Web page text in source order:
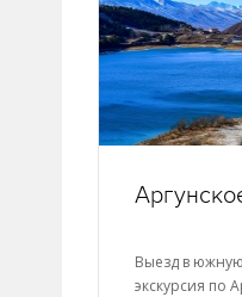
Выезд в
экскурсия по